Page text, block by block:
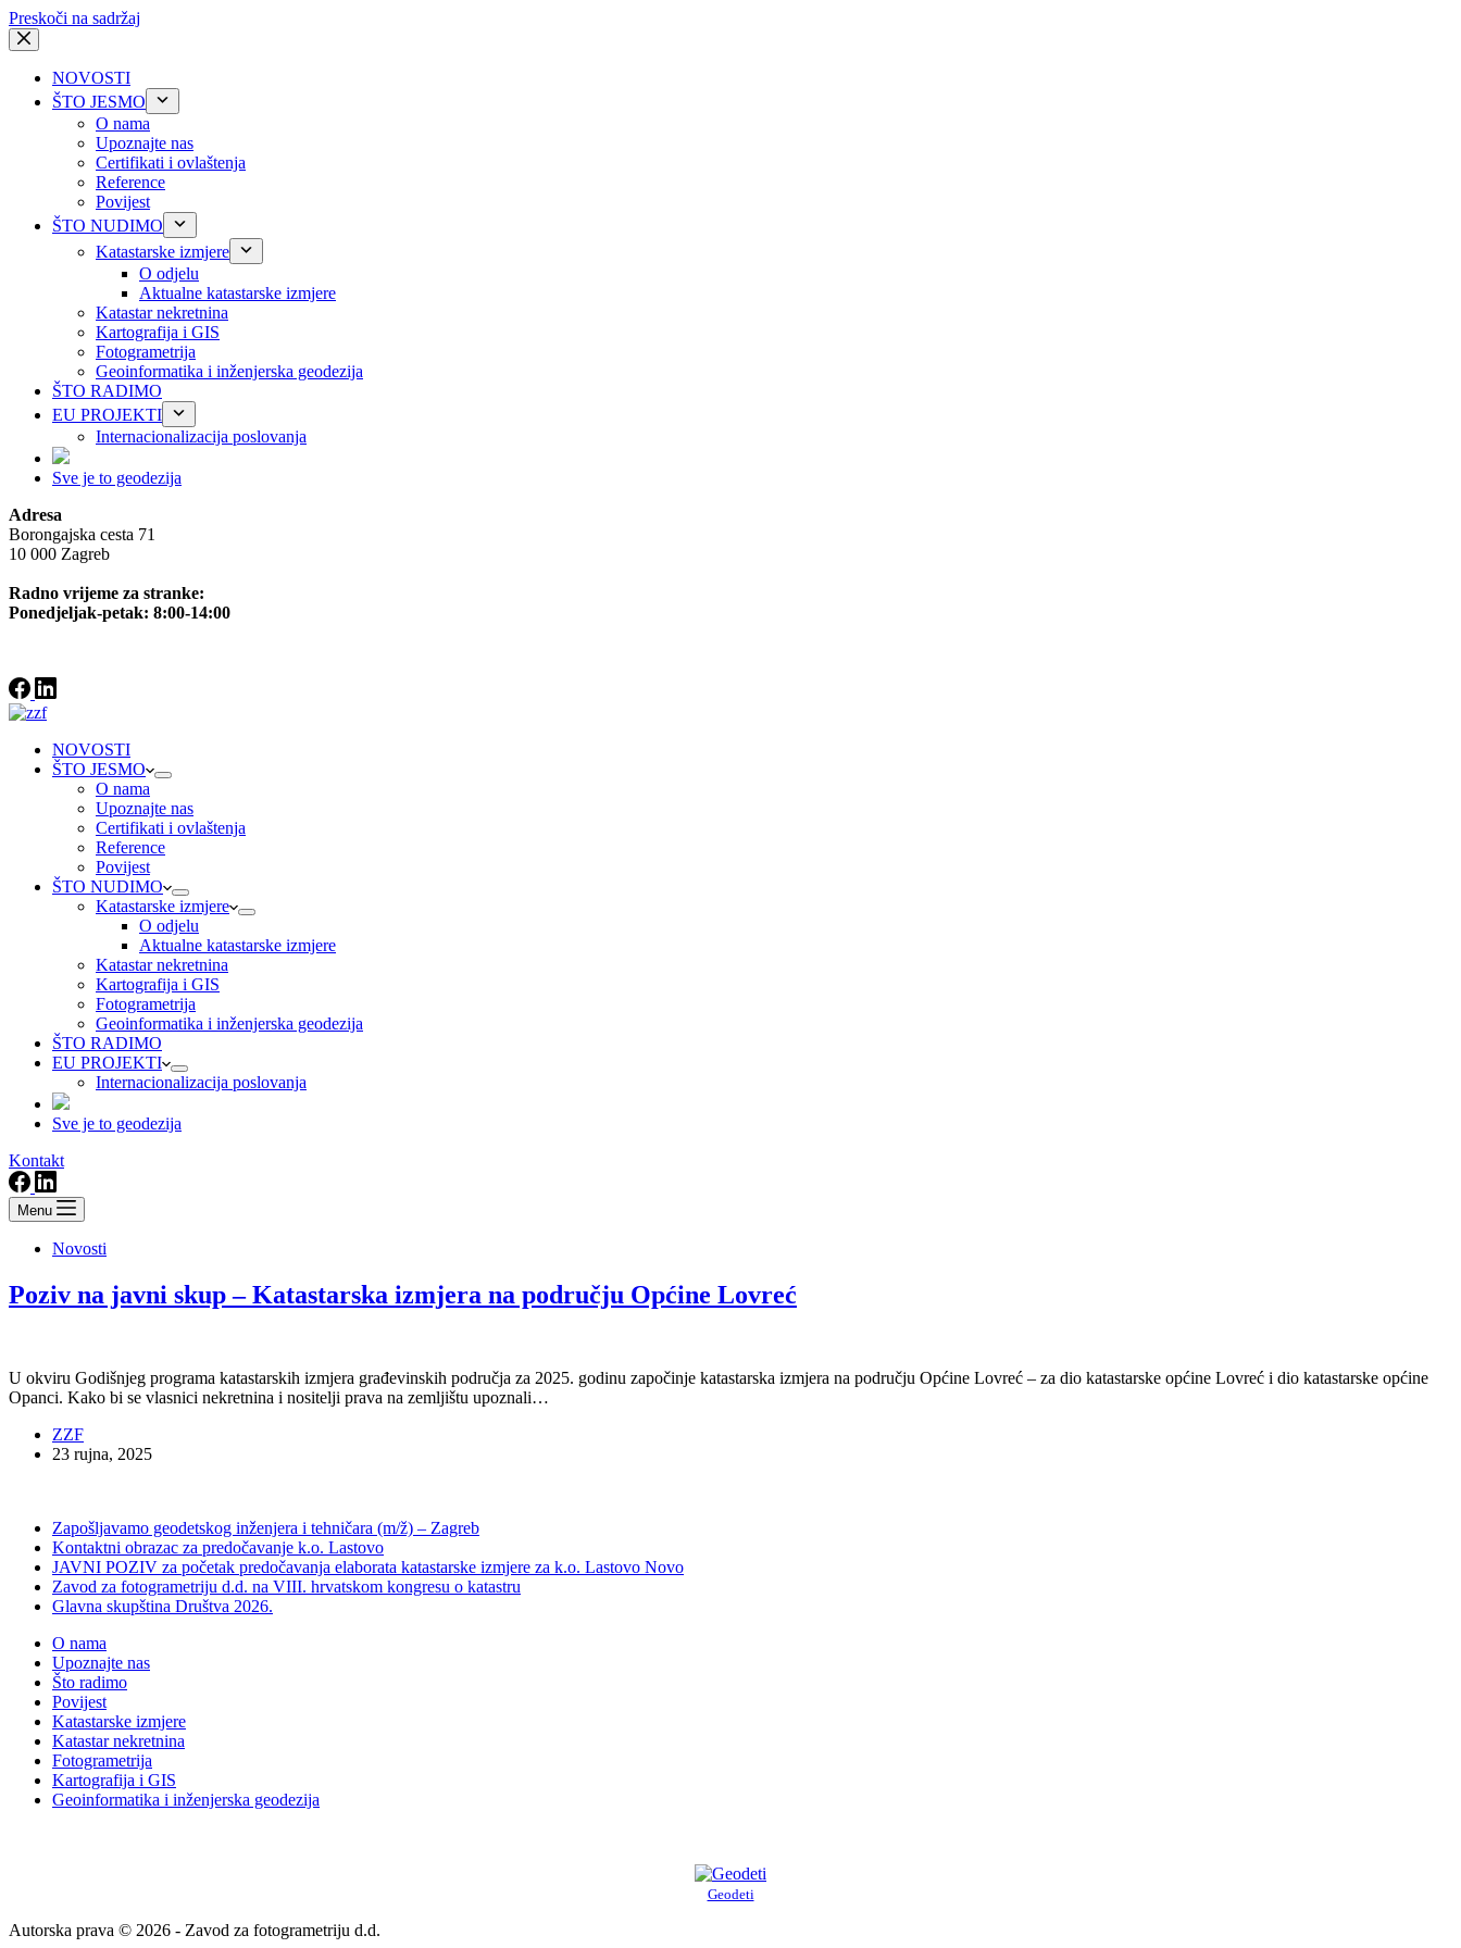
Preskoči na sadržaj
NOVOSTI
ŠTO JESMO
O nama
Upoznajte nas
Certifikati i ovlaštenja
Reference
Povijest
ŠTO NUDIMO
Katastarske izmjere
O odjelu
Aktualne katastarske izmjere
Katastar nekretnina
Kartografija i GIS
Fotogrametrija
Geoinformatika i inženjerska geodezija
ŠTO RADIMO
EU PROJEKTI
Internacionalizacija poslovanja
Sve je to geodezija
Adresa
Borongajska cesta 71
10 000 Zagreb
Radno vrijeme za stranke:
Ponedjeljak-petak: 8:00-14:00
NOVOSTI
ŠTO JESMO
O nama
Upoznajte nas
Certifikati i ovlaštenja
Reference
Povijest
ŠTO NUDIMO
Katastarske izmjere
O odjelu
Aktualne katastarske izmjere
Katastar nekretnina
Kartografija i GIS
Fotogrametrija
Geoinformatika i inženjerska geodezija
ŠTO RADIMO
EU PROJEKTI
Internacionalizacija poslovanja
Sve je to geodezija
Kontakt
Menu
Novosti
Poziv na javni skup – Katastarska izmjera na području Općine Lovreć
U okviru Godišnjeg programa katastarskih izmjera građevinskih područja za 2025. godinu započinje katastarska izmjera na području Općine Lovreć – za dio katastarske općine Lovreć i dio katastarske općine
Opanci. Kako bi se vlasnici nekretnina i nositelji prava na zemljištu upoznali…
ZZF
23 rujna, 2025
Zapošljavamo geodetskog inženjera i tehničara (m/ž) – Zagreb
Kontaktni obrazac za predočavanje k.o. Lastovo
JAVNI POZIV za početak predočavanja elaborata katastarske izmjere za k.o. Lastovo Novo
Zavod za fotogrametriju d.d. na VIII. hrvatskom kongresu o katastru
Glavna skupština Društva 2026.
O nama
Upoznajte nas
Što radimo
Povijest
Katastarske izmjere
Katastar nekretnina
Fotogrametrija
Kartografija i GIS
Geoinformatika i inženjerska geodezija
Geodeti
Autorska prava © 2026 - Zavod za fotogrametriju d.d.